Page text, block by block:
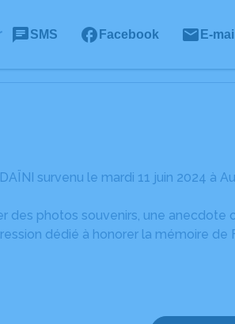
SMS Facebook E-mail
survenu le mardi 11 juin 2024 à
des photos souvenirs, une anecdote
dédié à honorer la mémoire de